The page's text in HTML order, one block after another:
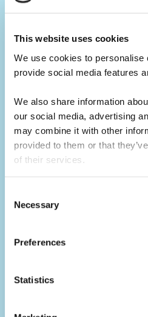
This website uses cookies
We use cookies to personalise
provide social media features
We also share information
our social media, advertising
may combine it with other
provided to them or that
of their services.
Selection
Necessary
Preferences
Statistics
swoje umiejętności
przyszłych rekrutacjach.
Camp to świetny
swoich kompetencji.
Nie tylko nauczysz się
kompetencji miękkich
Rozwiniesz zdolności
kreatywności i